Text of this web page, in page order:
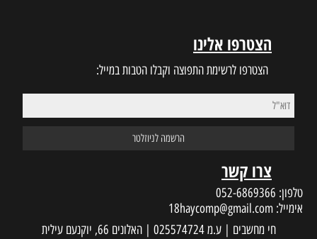
הצטרפו אלינו
הצטרפו לרשימת התפוצה וקבלו הטבות במייל:
צרו קשר
טלפון: 052-6869366
אימייל: 18haycomp@gmail.com
חי מחשבים | ע.מ 025574724 | האלונים 66, יוקנעם עילית